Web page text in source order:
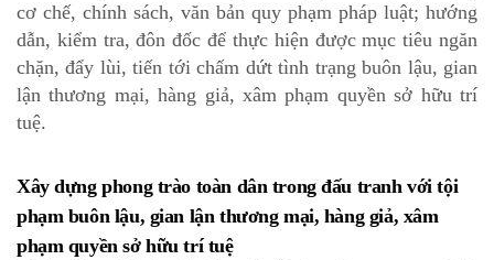
cơ chế, chính sách, văn bản quy phạm pháp luật; hướng
dẫn, kiểm tra, đôn đốc để thực hiện được mục tiêu ngăn
chặn, đẩy lùi, tiến tới chấm dứt tình trạng buôn lậu, gian
lận thương mại, hàng giả, xâm phạm quyền sở hữu trí
tuệ.
Xây dựng phong trào toàn dân trong đấu tranh với tội
phạm buôn lậu, gian lận thương mại, hàng giả, xâm
phạm quyền sở hữu trí tuệ